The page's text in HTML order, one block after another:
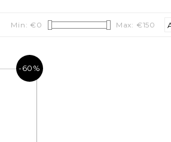
Min: € 0 Max: €150
-60%